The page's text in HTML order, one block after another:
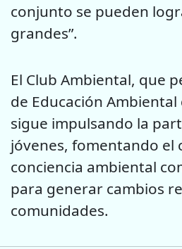
conjunto se pueden
grandes”.
El Club Ambiental, que
de Educación Ambiental
sigue impulsando la
jóvenes, fomentando el
conciencia ambiental
para generar cambios
comunidades.